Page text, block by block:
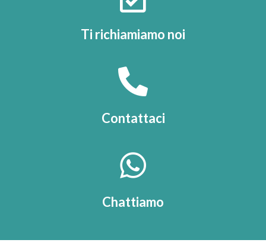
Ti richiamiamo noi
Contattaci
Chattiamo